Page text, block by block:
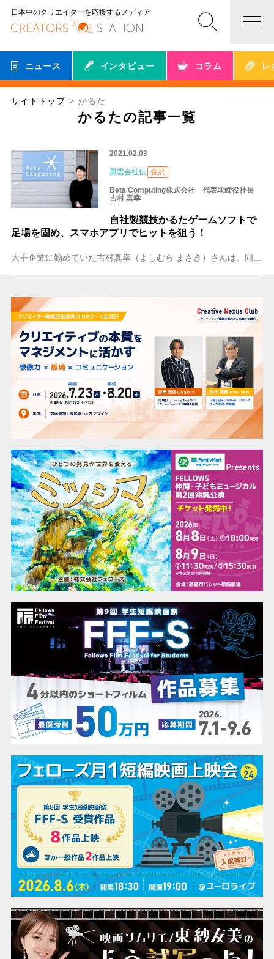
日本中のクリエイターを応援するメディア
ニュース インタビュー コラム レ
サイトトップ かるた
かるたの記事一覧
2021.02.03
風雲会社伝 金沢
Beta Computing株式会社 代表取締役社長
吉村 真幸
自社製競技かるたゲームソフトで
足場を固め、スマホアプリでヒットを狙う！